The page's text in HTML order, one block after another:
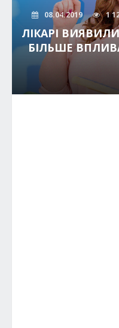
08.04.2019 1
ЛІКАРІ
БІЛЬШЕ